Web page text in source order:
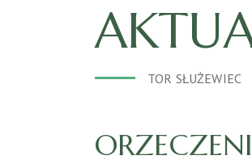
TOR SŁUŻEWIEC